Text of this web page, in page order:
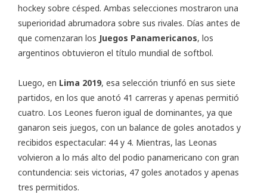
hockey sobre césped. Ambas selecciones mostraron una
superioridad abrumadora sobre sus rivales. Días antes de
que comenzaran los Juegos Panamericanos, los
argentinos obtuvieron el título mundial de softbol.
Luego, en Lima 2019, esa selección triunfó en sus siete
partidos, en los que anotó 41 carreras y apenas permitió
cuatro. Los Leones fueron igual de dominantes, ya que
ganaron seis juegos, con un balance de goles anotados y
recibidos espectacular: 44 y 4. Mientras, las Leonas
volvieron a lo más alto del podio panamericano con gran
contundencia: seis victorias, 47 goles anotados y apenas
tres permitidos.